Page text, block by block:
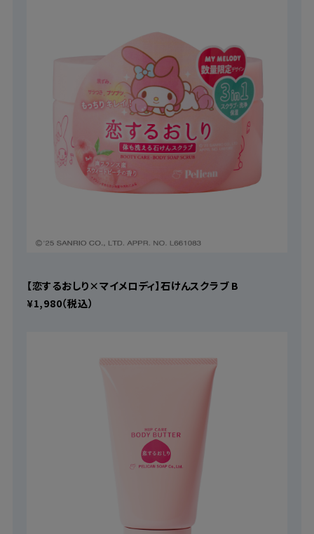
【恋するおしり×マイメロディ】石けんスクラブ B
¥1,980（税込）